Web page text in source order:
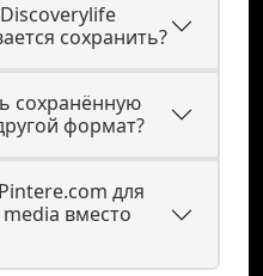
сохранить?
сохранённую
формат?
для
вместо